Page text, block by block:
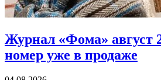
Журнал «Фома» август
номер уже в продаже